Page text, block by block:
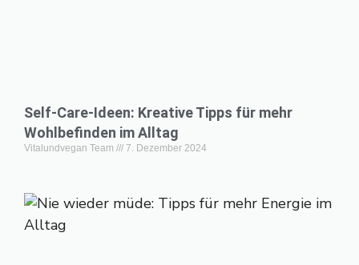
Self-Care-Ideen: Kreative Tipps für mehr
Wohlbefinden im Alltag
Vitalundvegan Team 7. Dezember 2024